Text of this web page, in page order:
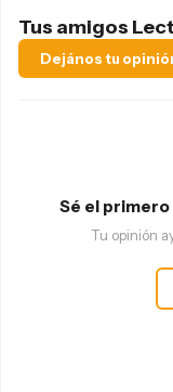
Tus amigos
Dejános tu
Sé el
Tu opinión